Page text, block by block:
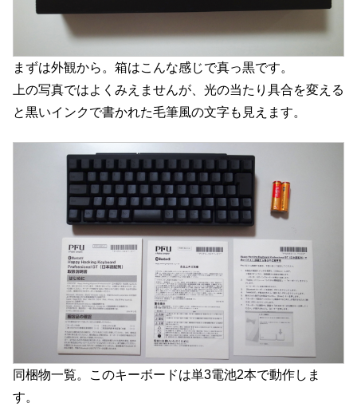
まずは外観から。箱はこんな感じで真っ黒です。
上の写真ではよくみえませんが、光の当たり具合を変える
と黒いインクで書かれた毛筆風の文字も見えます。
同梱物一覧。このキーボードは単3電池2本で動作しま
す。